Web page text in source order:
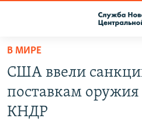
Вернуться
основному
содержанию
Вернутся
КОНТАКТЫ
В МИРЕ
США ввели
поставкам
КНДР